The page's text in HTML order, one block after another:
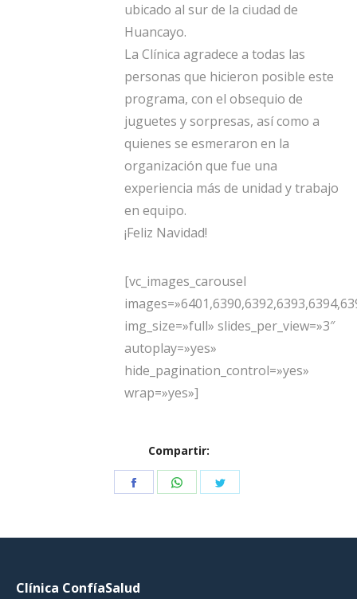
ubicado al sur de la ciudad de
Huancayo.
La Clínica agradece a todas las
personas que hicieron posible este
programa, con el obsequio de
juguetes y sorpresas, así como a
quienes se esmeraron en la
organización que fue una
experiencia más de unidad y trabajo
en equipo.
¡Feliz Navidad!
[vc_images_carousel
img_size=»full» slides_per_view=»3″
autoplay=»yes»
hide_pagination_control=»yes»
wrap=»yes»]
Compartir:
Share
Share
Clínica ConfíaSalud